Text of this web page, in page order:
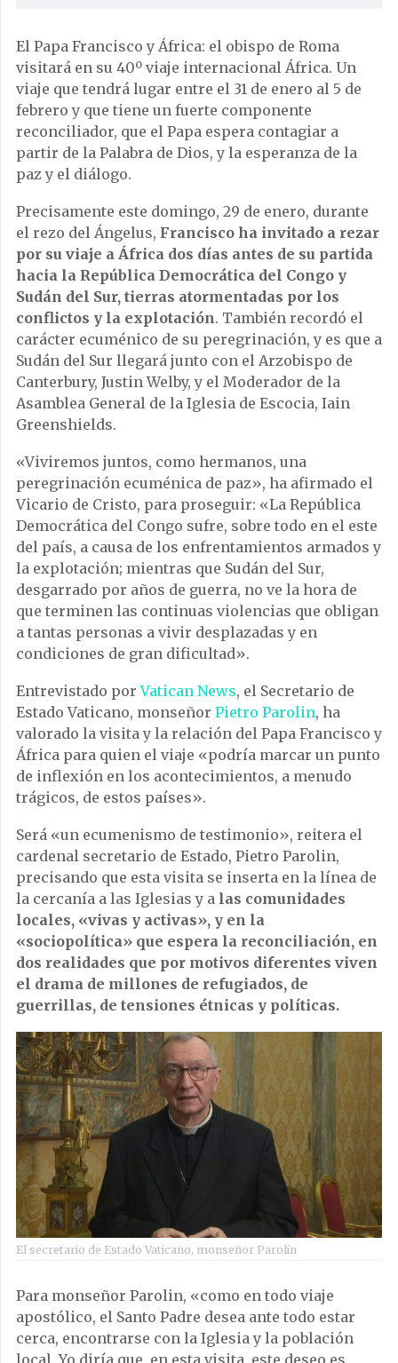
El Papa Francisco y África: el obispo de Roma
visitará en su 40º viaje internacional África. Un
viaje que tendrá lugar entre el 31 de enero al 5 de
febrero y que tiene un fuerte componente
reconciliador, que el Papa espera contagiar a
partir de la Palabra de Dios, y la esperanza de la
paz y el diálogo.
Precisamente este domingo, 29 de enero, durante
el rezo del Ángelus, Francisco ha invitado a rezar
por su viaje a África dos días antes de su partida
hacia la República Democrática del Congo y
Sudán del Sur, tierras atormentadas por los
conflictos y la explotación. También recordó el
carácter ecuménico de su peregrinación, y es que a
Sudán del Sur llegará junto con el Arzobispo de
Canterbury, Justin Welby, y el Moderador de la
Asamblea General de la Iglesia de Escocia, Iain
Greenshields.
«Viviremos juntos, como hermanos, una
peregrinación ecuménica de paz», ha afirmado el
Vicario de Cristo, para proseguir: «La República
Democrática del Congo sufre, sobre todo en el este
del país, a causa de los enfrentamientos armados y
la explotación; mientras que Sudán del Sur,
desgarrado por años de guerra, no ve la hora de
que terminen las continuas violencias que obligan
a tantas personas a vivir desplazadas y en
condiciones de gran dificultad».
Entrevistado porVatican News, el Secretario de
Estado Vaticano, monseñor Pietro Parolin, ha
valorado la visita y la relación del Papa Francisco y
África para quien el viaje «podría marcar un punto
de inflexión en los acontecimientos, a menudo
trágicos, de estos países».
Será «un ecumenismo de testimonio», reitera el
cardenal secretario de Estado, Pietro Parolin,
precisando que esta visita se inserta en la línea de
la cercanía a las Iglesias y a las comunidades
locales, «vivas y activas», y en la
«sociopolítica» que espera la reconciliación, en
dos realidades que por motivos diferentes viven
el drama de millones de refugiados, de
guerrillas, de tensiones étnicas y políticas.
El secretario de Estado Vaticano, monseñor Parolin
Para monseñor Parolin, «como en todo viaje
apostólico, el Santo Padre desea ante todo estar
cerca, encontrarse con la Iglesia y la población
local. Yo diría que, en esta visita, este deseo es